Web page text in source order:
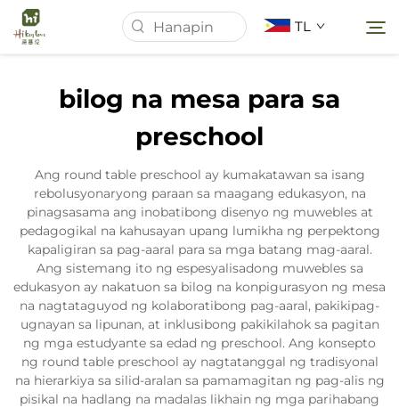
TL
Tungkol Sa Amin
Mga Produkto
Balita
Mga kaso
Makipag-ugnayan sa Amin
bilog na mesa para sa
preschool
Ang round table preschool ay kumakatawan sa isang
rebolusyonaryong paraan sa maagang edukasyon, na
pinagsasama ang inobatibong disenyo ng muwebles at
pedagogikal na kahusayan upang lumikha ng perpektong
kapaligiran sa pag-aaral para sa mga batang mag-aaral.
Ang sistemang ito ng espesyalisadong muwebles sa
edukasyon ay nakatuon sa bilog na konpigurasyon ng mesa
na nagtataguyod ng kolaboratibong pag-aaral, pakikipag-
ugnayan sa lipunan, at inklusibong pakikilahok sa pagitan
ng mga estudyante sa edad ng preschool. Ang konsepto
ng round table preschool ay nagtatanggal ng tradisyonal
na hierarkiya sa silid-aralan sa pamamagitan ng pag-alis ng
pisikal na hadlang na madalas likhain ng mga parihabang